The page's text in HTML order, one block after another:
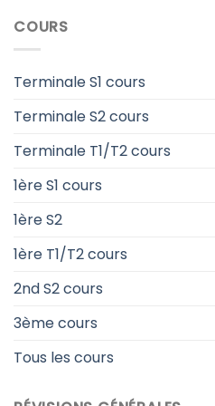
COURS
Terminale S1 cours
Terminale S2 cours
Terminale T1/T2 cours
1ère S1 cours
1ère S2
1ère T1/T2 cours
2nd S2 cours
3ème cours
Tous les cours